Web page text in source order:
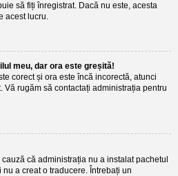
să fiți înregistrat. Dacă nu este, acesta
acest lucru.
meu, dar ora este greșită!
corect și ora este încă incorectă, atunci
Vă rugăm să contactați administrația pentru
că administrația nu a instalat pachetul
a creat o traducere. Întrebați un